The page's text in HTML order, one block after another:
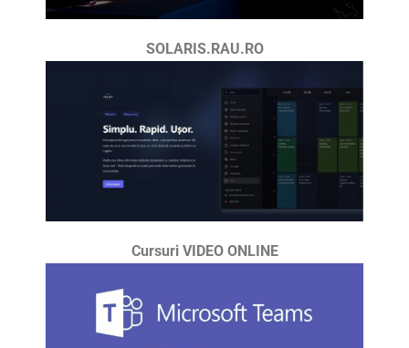
SOLARIS.RAU.RO
Cursuri VIDEO ONLINE